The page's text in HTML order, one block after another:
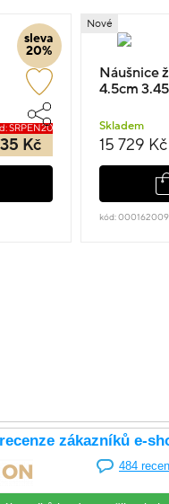
sleva
20%
SRPEN20
Kč
Nové
Náušnice
4.5cm
Skladem
15 729 Kč
kód: